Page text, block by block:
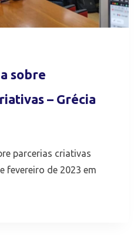
sobre
– Grécia
parcerias criativas
fevereiro de 2023 em